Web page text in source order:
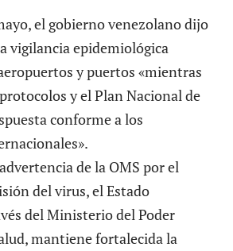
el gobierno venezolano dijo
vigilancia epidemiológica
y puertos «mientras
y el Plan Nacional de
conforme a los
de la OMS por el
del virus, el Estado
del Ministerio del Poder
mantiene fortalecida la